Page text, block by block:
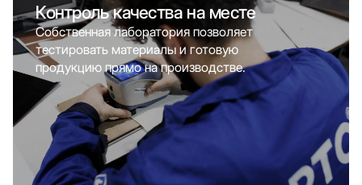
Контроль качества на месте
Собственная лаборатория позволяет
тестировать материалы и готовую
продукцию прямо на производстве.